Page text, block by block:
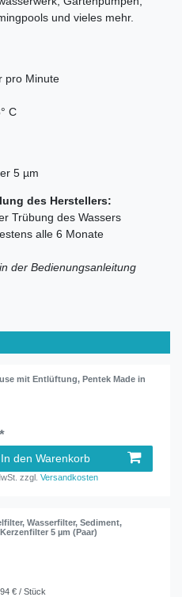
und vieles mehr.
pro Minute
C
5 µm
des Herstellers:
Trübung des Wassers
alle 6 Monate
der Bedienungsanleitung
mit Entlüftung, Pentek Made in
In den Warenkorb
zzgl.Versandkosten
Wasserfilter, Sediment,
5 µm (Paar)
€ / Stück